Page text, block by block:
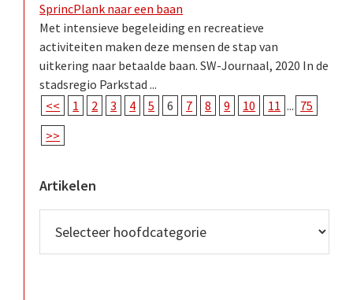
SprincPlank naar een baan
Met intensieve begeleiding en recreatieve
activiteiten maken deze mensen de stap van
uitkering naar betaalde baan. SW-Journaal, 2020 In de
stadsregio Parkstad ...
<<
1 2 3 4 5 6 7 8 9 10 11 ... 75
>>
Artikelen